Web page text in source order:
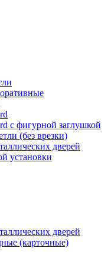
с фигурной заглушкой
(без врезки)
дверей
установки
дверей
(карточные)